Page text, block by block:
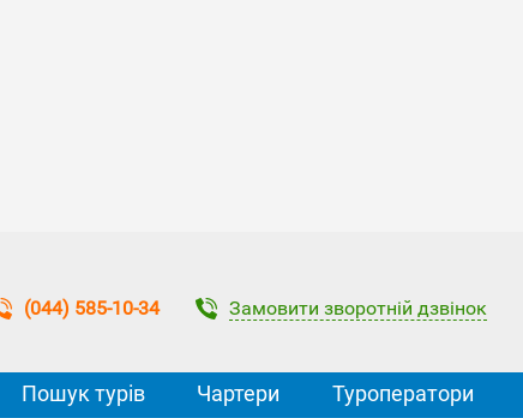
(044) 585-10-34 Замовити зворотній дзвінок
Пошук турів Чартери Туроператори